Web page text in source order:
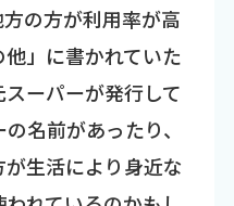
の方が利用率が高
」に書かれていた
ーパーが発行して
名前があったり、
生活により身近な